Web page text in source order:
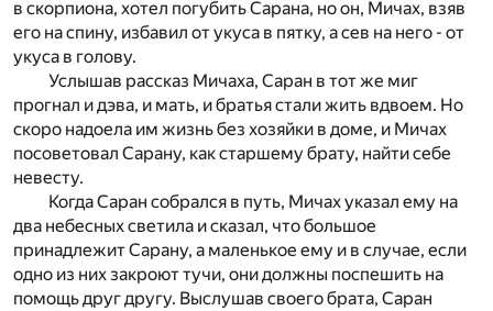
в скорпиона, хотел погубить Сарана, но он, Мичах, взяв
его на спину, избавил от укуса в пятку, а сев на него - от
укуса в голову.
Услышав рассказ Мичаха, Саран в тот же миг
прогнал и дэва, и мать, и братья стали жить вдвоем. Но
скоро надоела им жизнь без хозяйки в доме, и Мичах
посоветовал Сарану, как старшему брату, найти себе
невесту.
Когда Саран собрался в путь, Мичах указал ему на
два небесных светила и сказал, что большое
принадлежит Сарану, а маленькое ему и в случае, если
одно из них закроют тучи, они должны поспешить на
помощь друг другу. Выслушав своего брата, Саран